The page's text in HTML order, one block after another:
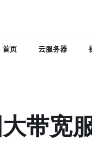
首页 云服务器
带宽